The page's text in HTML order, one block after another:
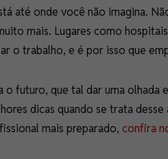
até onde você não imagina.
mais. Lugares como
o trabalho, e é por isso que
o futuro, que tal dar uma olhada
dicas quando se trata
mais preparado, confira